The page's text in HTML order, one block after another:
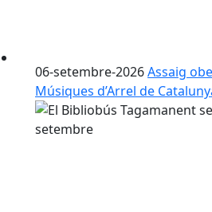
06-setembre-2026Assaig
Músiques d’Arrel de